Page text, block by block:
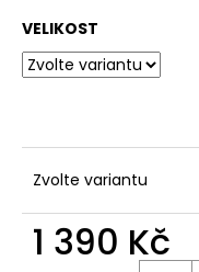
VELIKOST
Zvolte variantu
1 390 Kč
KŠILTOVKA
-
LOGO
BLK/BLUE
SHK023